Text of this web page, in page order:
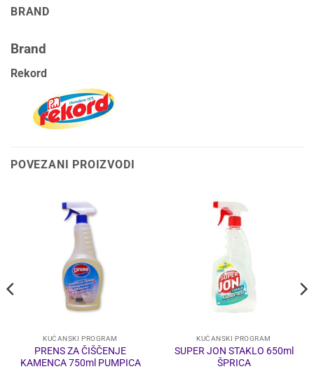
BRAND
Brand
Rekord
POVEZANI PROIZVODI
KUĆANSKI PROGRAM
PRENS ZA ČIŠČENJE
KAMENCA 750ml PUMPICA
KUĆANSKI PROGRAM
SUPER JON STAKLO 650ml
ŠPRICA